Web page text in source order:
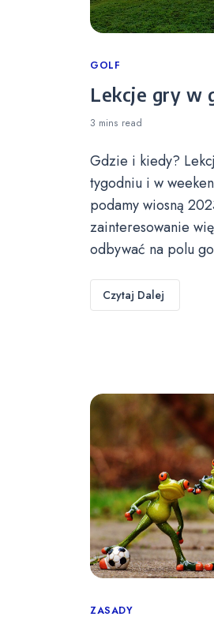
Categories
GOLF
Lekcje gry w
3 mins read
Gdzie i kiedy?
tygodniu i w
podamy wiosną
zainteresowanie
odbywać na polu
Czytaj Dalej
Categories
ZASADY